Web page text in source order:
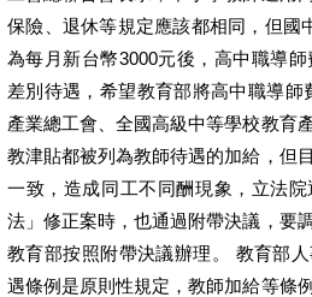
保險、退休等規定應該都相同，但國
為每月新台幣3000元後，高中職導
差別待遇，希望教育部將高中職導師
產業總工會、全國高級中等學校教育
教津貼都被列為教師待遇的加給，但
一致，造成同工不同酬現象，立法
法」修正案時，也通過附帶決議，要
教育部按照附帶決議辦理。 教育部
遇條例是原則性規定，教師加給等條